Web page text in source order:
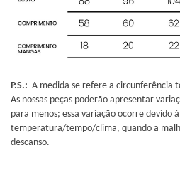
P.S.: A medida se refere a circunferência
As nossas peças poderão apresentar
para menos; essa variação ocorre devido
temperatura/tempo/clima, quando a
descanso.